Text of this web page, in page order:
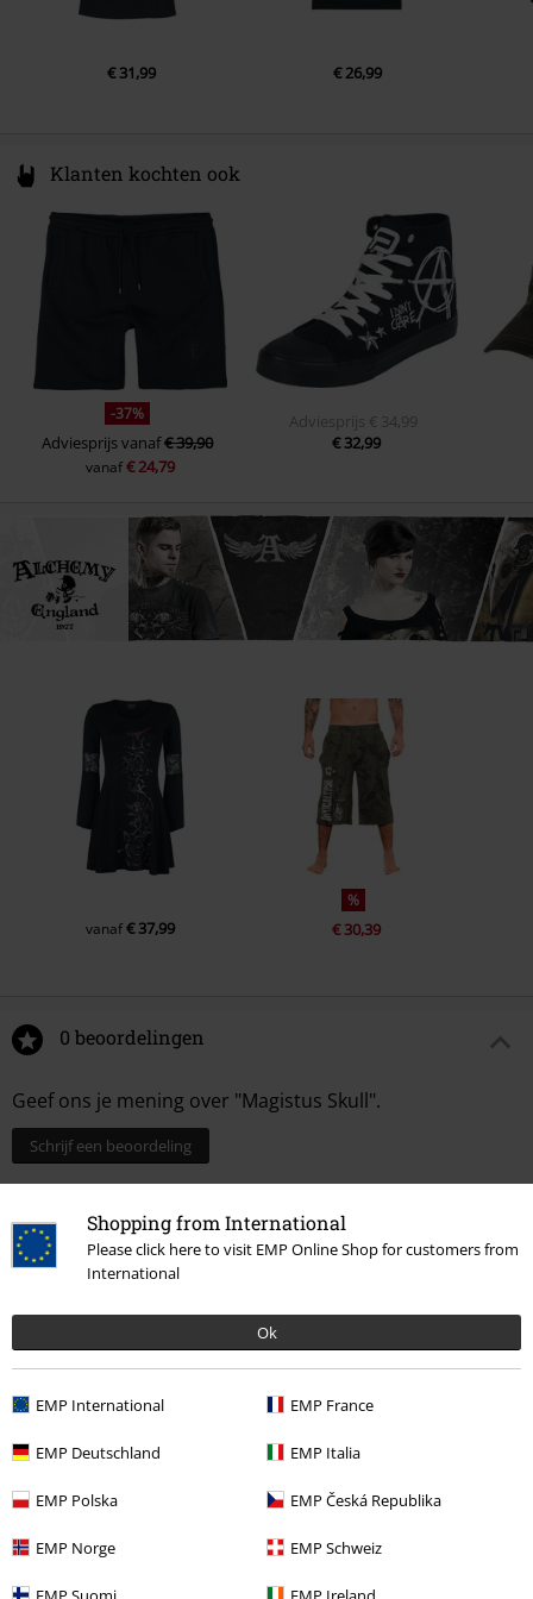
Shopping from International
Please click here to visit EMP Online Shop for customers from
International
Ok
EMP International EMP France
EMP Deutschland EMP Italia
EMP Polska EMP Česká Republika
EMP Norge EMP Schweiz
€ 31,99 € 26,99
Klanten kochten ook
-37%
Adviesprijsvanaf€ 39,90
vanaf€ 24,79
Adviesprijs
€ 34,99
€ 32,99
vanaf€ 37,99
%
€ 30,39
0 beoordelingen
Geef ons je mening over "Magistus Skull".
Schrijf een beoordeling
Laatst bezocht